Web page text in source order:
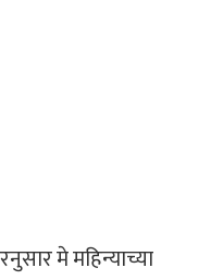
मे महिन्याच्या